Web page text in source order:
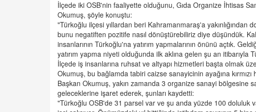
İlçede iki OSB'nin faaliyette olduğunu, Gıda Organize İhtisas
Okumuş, şöyle konuştu:
"Türkoğlu ilçesi yıllardan beri Kahramanmaraş'a yakınlığından
bunu negatiften pozitife nasıl dönüştürebiliriz diye düşündük.
insanlarının Türkoğlu'na yatırım yapmalarının önünü açtık.
yatırım yapma niyeti olduğunda ilk aklına gelen şu an itibarıyla
İlçede iş insanlarına ruhsat ve altyapı hizmetleri başta olmak
Okumuş, bu bağlamda tabiri caizse sanayicinin ayağına kırmızı
Başkan Okumuş, yakın zamanda 3 organize sanayi bölgesine
geleceklerine işaret ederek, şunları kaydetti:
"Türkoğlu OSB'de 31 parsel var ve şu anda yüzde 100 doluluk